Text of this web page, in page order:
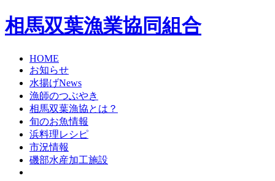
相馬双葉漁業協同組合
HOME
お知らせ
水揚げNews
漁師のつぶやき
相馬双葉漁協とは？
旬のお魚情報
浜料理レシピ
市況情報
磯部水産加工施設